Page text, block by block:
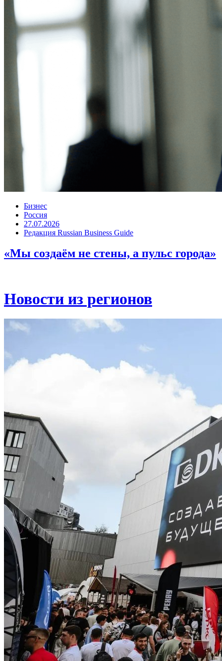
Бизнес
Россия
27.07.2026
Редакция Russian Business Guide
«Мы создаём не стены, а пульс города»
Новости из регионов